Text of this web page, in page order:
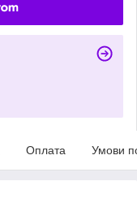
Оплата Умови